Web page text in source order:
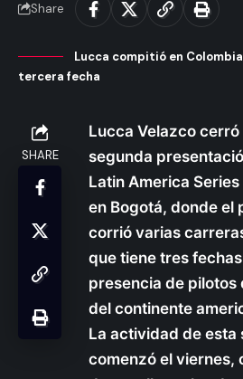
Share
Lucca compitió en
tercera fecha
SHARE
Lucca Velazco
segunda
Latin America
en Bogotá, donde el
corrió varias
que tiene tres
presencia de
del continente
La actividad de esta
comenzó el viernes,